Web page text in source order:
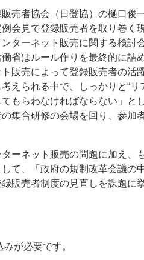
売者協会（日登協）の樋口俊
会見で登録販売者を取り巻く
ターネット販売に関する検討
省はルール作りを最終的に詰
販売によって登録販売者の活
えられる中で、しっかりと“リ
もらわなければならない」と
集合研修の会場を回り、参加
ーネット販売の問題に加え、
て、「政府の規制改革会議の
販売者制度の見直しを課題に
が必要です。